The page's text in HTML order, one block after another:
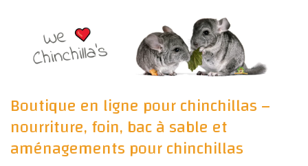
Boutique en ligne pour chinchillas –
nourriture, foin, bac à sable et
aménagements pour chinchillas